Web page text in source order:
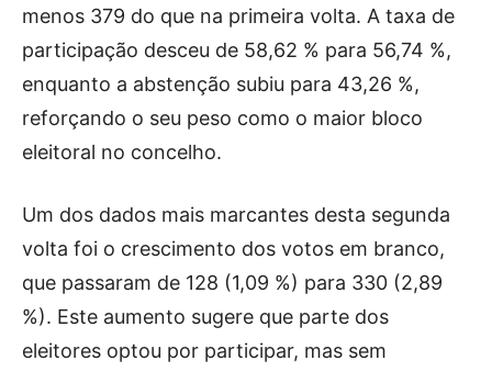
menos 379 do que na primeira volta. A taxa de
participação desceu de 58,62 % para 56,74 %,
enquanto a abstenção subiu para 43,26 %,
reforçando o seu peso como o maior bloco
eleitoral no concelho.
Um dos dados mais marcantes desta segunda
volta foi o crescimento dos votos em branco,
que passaram de 128 (1,09 %) para 330 (2,89
%). Este aumento sugere que parte dos
eleitores optou por participar, mas sem